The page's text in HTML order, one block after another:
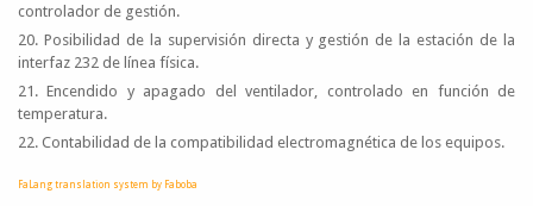
controlador de gestión.
20. Posibilidad de la supervisión directa y gestión de la estación de la
interfaz 232 de línea física.
21. Encendido y apagado del ventilador, controlado en función de
temperatura.
22. Contabilidad de la compatibilidad electromagnética de los equipos.
FaLang translation system by Faboba